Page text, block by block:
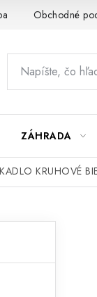
Obchodné
ZÁHRADA
KRUHOVÉ